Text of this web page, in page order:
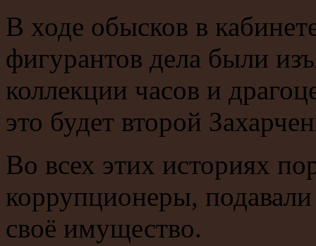
В ходе обысков в
фигурантов дела были
коллекции часов и
это будет второй
Во всех этих историях
коррупционеры,
своё имущество.